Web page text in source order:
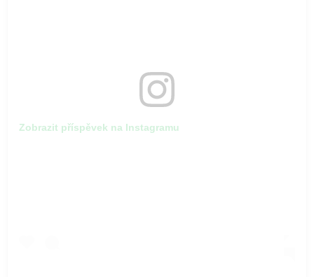
Zobrazit příspěvek na Instagramu